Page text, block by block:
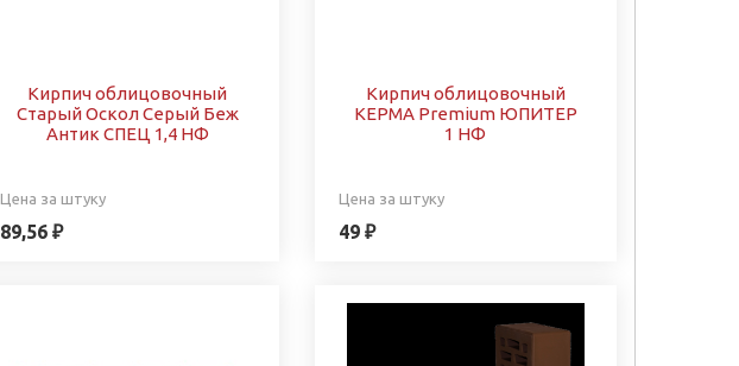
Кирпич облицовочный
Старый Оскол Серый Беж
Антик СПЕЦ 1,4 НФ
Цена за штуку
89,56 ₽
Кирпич облицовочный
КЕРМА Premium ЮПИТЕР
1 НФ
Цена за штуку
49 ₽